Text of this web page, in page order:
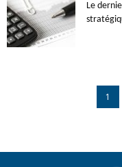
Le
1